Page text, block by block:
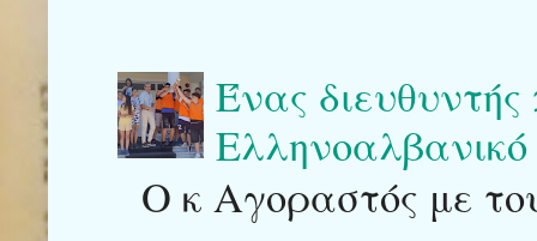
Ένας
Ο κ Αγοραστός με